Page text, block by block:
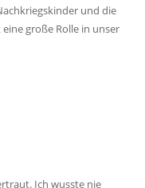
und die
große Rolle in unser
Ich wusste nie